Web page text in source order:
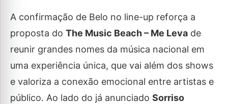
A confirmação de Belo no line-up reforça a
proposta do The Music Beach – Me Leva de
reunir grandes nomes da música nacional em
uma experiência única, que vai além dos shows
e valoriza a conexão emocional entre artistas e
público. Ao lado do já anunciado Sorriso